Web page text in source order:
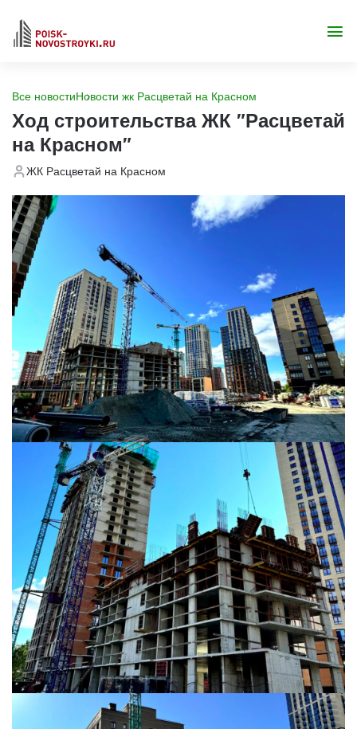
Все новостиНовости жк Расцветай на Красном
Ход строительства ЖК "Расцветай
на Красном"
ЖК Расцветай на Красном